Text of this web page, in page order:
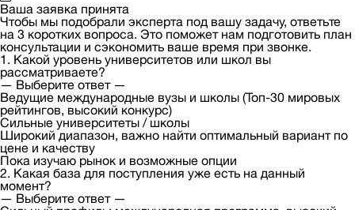
Ваша заявка принята
Чтобы мы подобрали эксперта под вашу задачу, ответьте
на 3 коротких вопроса. Это поможет нам подготовить план
консультации и сэкономить ваше время при звонке.
1. Какой уровень университетов или школ вы
рассматриваете?
— Выберите ответ —
Ведущие международные вузы и школы (Топ-30 мировых
рейтингов, высокий конкурс)
Сильные университеты / школы
Широкий диапазон, важно найти оптимальный вариант по
цене и качеству
Пока изучаю рынок и возможные опции
2. Какая база для поступления уже есть на данный
момент?
— Выберите ответ —